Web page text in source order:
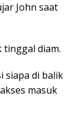
John saat
tinggal diam.
siapa di balik
masuk